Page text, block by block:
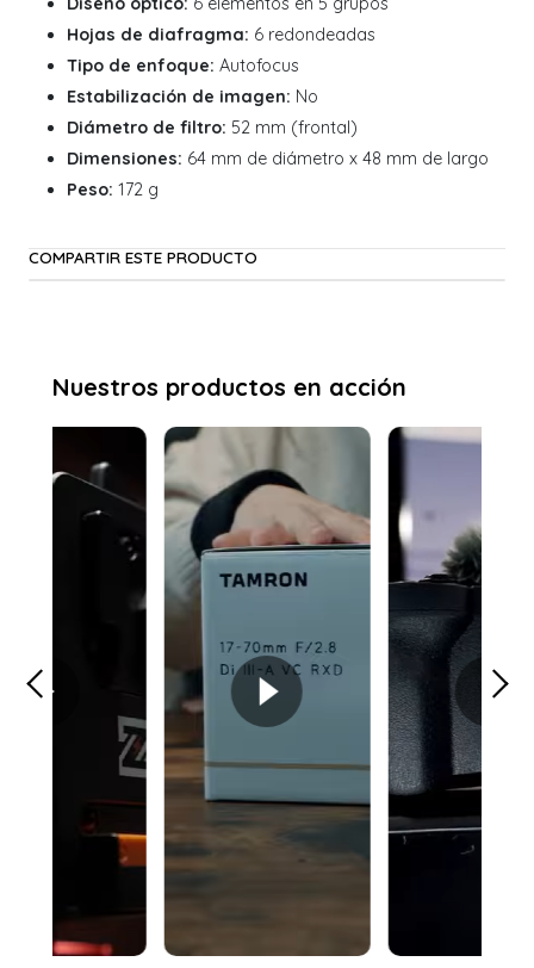
Hojas de diafragma: 6 redondeadas
Tipo de enfoque: Autofocus
Estabilización de imagen: No
Diámetro de filtro: 52 mm (frontal)
Dimensiones: 64 mm de diámetro x 48 mm de largo
Peso: 172 g
COMPARTIR ESTE PRODUCTO